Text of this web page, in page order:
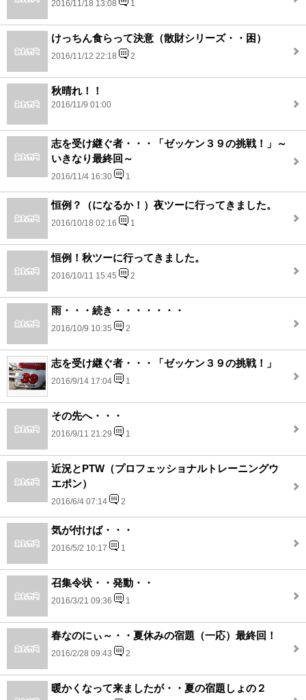
2016/11/18 13:08 1
けっちん食らって決意（散財シリーズ・・困）
2016/11/12 22:18 2
秋晴れ！！
2016/11/9 01:00
志を受け継ぐ者・・・「ゼッケン３９の挑戦！」～
いきなり最終回～
2016/11/4 16:30 1
恒例？（になるか！）夜ツーに行ってきました。
2016/10/18 02:16 1
恒例！秋ツーに行ってきました。
2016/10/11 15:45 2
雨・・・続き・・・・・・・
2016/10/9 10:35 2
志を受け継ぐ者・・・「ゼッケン３９の挑戦！」
2016/9/14 17:04 1
その先へ・・・
2016/9/11 21:29 1
近況とPTW（プロフェッショナルトレーニングウ
エポン）
2016/6/4 07:14 2
気が付けば・・・
2016/5/2 10:17 1
召集令状・・発動・・
2016/3/21 09:36 1
春なのにぃ～・・夏休みの宿題（一応）最終回！
2016/2/28 09:43 2
暖かくなって来ましたが・・夏の宿題しょの２